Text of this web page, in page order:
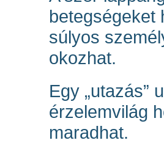
betegségeket
súlyos
okozhat.
Egy „utazás”
érzelemvilág
maradhat.